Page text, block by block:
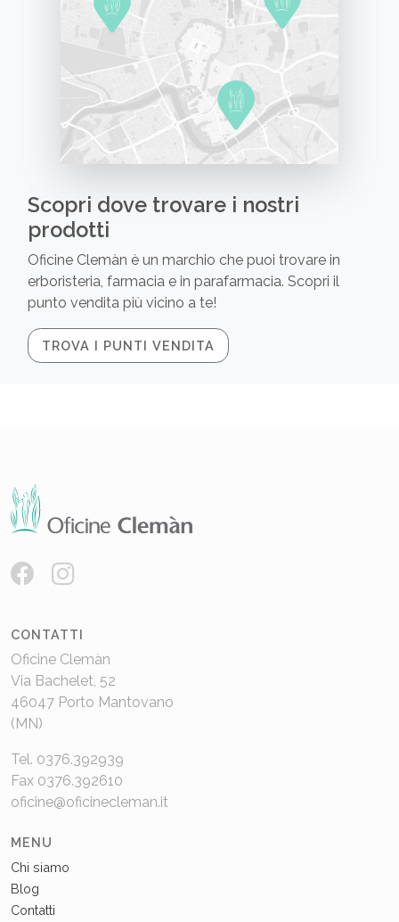
Scopri dove trovare i nostri
prodotti
Oficine Clemàn è un marchio che puoi trovare in
erboristeria, farmacia e in parafarmacia. Scopri il
punto vendita più vicino a te!
TROVA I PUNTI VENDITA
CONTATTI
Oficine Clemàn
Via Bachelet, 52
46047 Porto Mantovano
(MN)
Tel. 0376.392939
Fax 0376.392610
oficine@oficinecleman.it
MENU
Chi siamo
Blog
Contatti